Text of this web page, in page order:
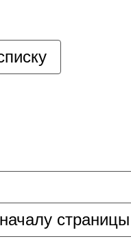
страницы